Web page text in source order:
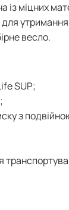
із міцних
для
весло.
SUP;
з